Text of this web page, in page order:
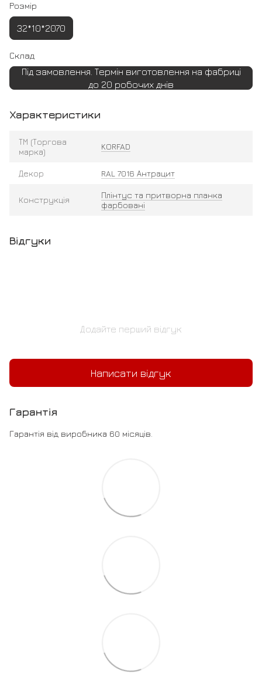
Розмір
32*10*2070
Склад
Під замовлення. Термін виготовлення на фабриці
до 20 робочих днів
Характеристики
ТМ (Торгова
марка)
KORFAD
Декор RAL 7016 Антрацит
Конструкція
Плінтус та притворна планка
фарбовані
Відгуки
Додайте перший відгук
Написати відгук
Гарантія
Гарантія від виробника 60 місяців.